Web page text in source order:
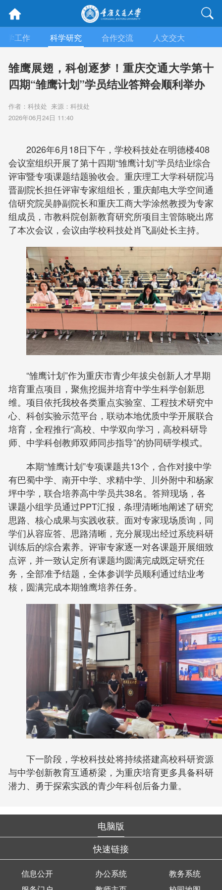
学工作 科学研究 合作交流 人文交大
雏鹰展翅，科创逐梦！重庆交通大学第十
四期“雏鹰计划”学员结业答辩会顺利举办
作者：科技处 来源：科技处
2026年06月24日 11:40
2026年6月18日下午，学校科技处在明德楼408
会议室组织开展了第十四期“雏鹰计划”学员结业综合
评审暨专项课题结题验收会。重庆理工大学科研院冯
晋副院长担任评审专家组组长，重庆邮电大学空间通
信研究院吴静副院长和重庆工商大学涂然教授为专家
组成员，市教科院创新教育研究所项目主管陈晓出席
了本次会议，会议由学校科技处肖飞副处长主持。
“雏鹰计划”作为重庆市青少年拔尖创新人才早期
培育重点项目，聚焦挖掘并培育中学生科学创新思
维。项目依托我校各类重点实验室、工程技术研究中
心、科创实验示范平台，联动本地优质中学开展联合
培育，全程推行“高校、中学双向学习，高校科研导
师、中学科创教师双师同步指导”的协同研学模式。
本期“雏鹰计划”专项课题共13个，合作对接中学
有巴蜀中学、南开中学、求精中学、川外附中和杨家
坪中学，联合培养高中学员共38名。答辩现场，各
课题小组学员通过PPT汇报，条理清晰地阐述了研究
思路、核心成果与实践收获。面对专家现场质询，同
学们从容应答、思路清晰，充分展现出经过系统科研
训练后的综合素养。评审专家逐一对各课题开展细致
点评，并一致认定所有课题均圆满完成既定研究任
务，全部准予结题，全体参训学员顺利通过结业考
核，圆满完成本期雏鹰培养任务。
下一阶段，学校科技处将持续搭建高校科研资源
与中学创新教育互通桥梁，为重庆培育更多具备科研
潜力、勇于探索实践的青少年科创后备力量。
电脑版
快速链接
信息公开 办公系统
教务系统